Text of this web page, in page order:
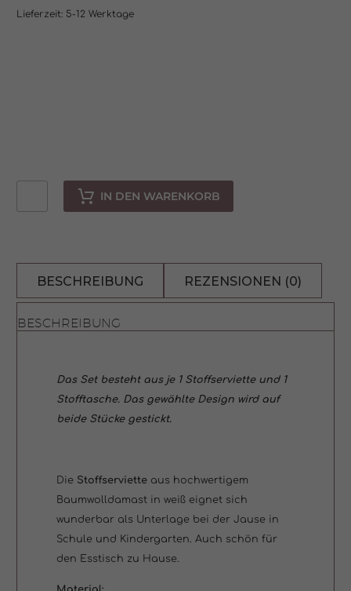
Lieferzeit: 5-12 Werktage
Stoffserviette
und
1
(gleiches
IN DEN WARENKORB
BESCHREIBUNG REZENSIONEN (0)
BESCHREIBUNG
Das Set besteht aus je 1 Stoffserviette und 1
Stofftasche. Das gewählte Design wird auf
beide Stücke gestickt.
Die Stoffserviette aus hochwertigem
Baumwolldamast in weiß eignet sich
wunderbar als Unterlage bei der Jause in
Schule und Kindergarten. Auch schön für
den Esstisch zu Hause.